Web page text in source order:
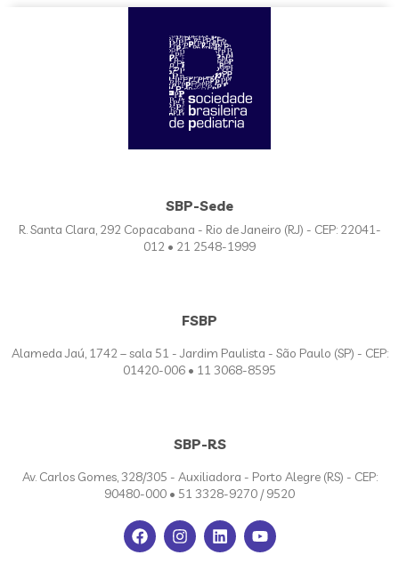
SBP-Sede
R. Santa Clara, 292 Copacabana - Rio de Janeiro (RJ) - CEP: 22041-
012 • 21 2548-1999
FSBP
Alameda Jaú, 1742 – sala 51 - Jardim Paulista - São Paulo (SP) - CEP:
01420-006 • 11 3068-8595
SBP-RS
Av. Carlos Gomes, 328/305 - Auxiliadora - Porto Alegre (RS) - CEP:
90480-000 • 51 3328-9270 / 9520